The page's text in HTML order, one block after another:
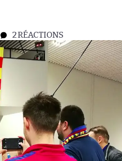
2RÉACTIONS